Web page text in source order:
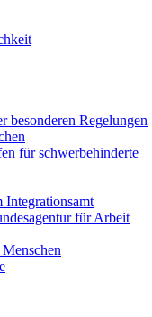
besonderen Regelungen
für schwerbehinderte
Integrationsamt
für Arbeit